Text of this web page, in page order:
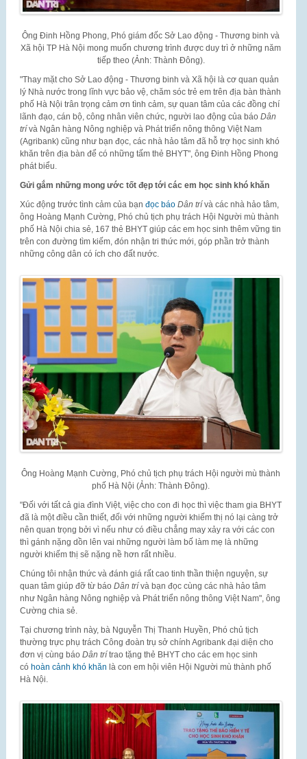
Ông Đinh Hồng Phong, Phó giám đốc Sở Lao động - Thương binh và
Xã hội TP Hà Nội mong muốn chương trình được duy trì ở những năm
tiếp theo (Ảnh: Thành Đông).
"Thay mặt cho Sở Lao động - Thương binh và Xã hội là cơ quan quản
lý Nhà nước trong lĩnh vực bảo vệ, chăm sóc trẻ em trên địa bàn thành
phố Hà Nội trân trọng cảm ơn tình cảm, sự quan tâm của các đồng chí
lãnh đạo, cán bộ, công nhân viên chức, người lao động của báo Dân
trívà Ngân hàng Nông nghiệp và Phát triển nông thông Việt Nam
(Agribank) cũng như bạn đọc, các nhà hảo tâm đã hỗ trợ học sinh khó
khăn trên địa bàn để có những tấm thẻ BHYT", ông Đinh Hồng Phong
phát biểu.
Gửi gắm những mong ước tốt đẹp tới các em học sinh khó khăn
Xúc động trước tình cảm của bạn đọc báo Dân trívà các nhà hảo tâm,
ông Hoàng Mạnh Cường, Phó chủ tịch phụ trách Hội Người mù thành
phố Hà Nội chia sẻ, 167 thẻ BHYT giúp các em học sinh thêm vững tin
trên con đường tìm kiếm, đón nhận tri thức mới, góp phần trở thành
những công dân có ích cho đất nước.
Ông Hoàng Mạnh Cường, Phó chủ tịch phụ trách Hội người mù thành
phố Hà Nội (Ảnh: Thành Đông).
"Đối với tất cả gia đình Việt, việc cho con đi học thì việc tham gia BHYT
đã là một điều cần thiết, đối với những người khiếm thị nó lại càng trở
nên quan trọng bởi vì nếu như có điều chẳng may xảy ra với các con
thì gánh nặng dồn lên vai những người làm bố làm mẹ là những
người khiếm thị sẽ nặng nề hơn rất nhiều.
Chúng tôi nhận thức và đánh giá rất cao tinh thần thiện nguyện, sự
quan tâm giúp đỡ từ báo Dân trívà bạn đọc cùng các nhà hảo tâm
như Ngân hàng Nông nghiệp và Phát triển nông thông Việt Nam", ông
Cường chia sẻ.
Tại chương trình này, bà Nguyễn Thị Thanh Huyền, Phó chủ tịch
thường trực phụ trách Công đoàn trụ sở chính Agribank đại diện cho
đơn vị cùng báo Dân trítrao tặng thẻ BHYT cho các em học sinh
có hoàn cảnh khó khăn là con em hội viên Hội Người mù thành phố
Hà Nội.